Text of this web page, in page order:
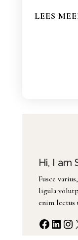
LEES
Hi, I am
Fusce
ligula
enim lectus